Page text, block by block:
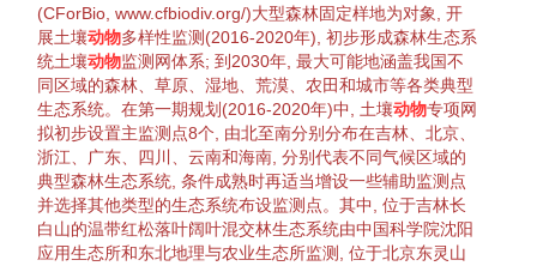
(CForBio, www.cfbiodiv.org/)大型森林固定样地为对象, 开
展土壤动物多样性监测(2016-2020年), 初步形成森林生态系
统土壤动物监测网体系; 到2030年, 最大可能地涵盖我国不
同区域的森林 草原 湿地 荒漠 、农田和城市等各类典型
生态系统。在第一期规划(2016-2020年)中, 土壤动物专项网
拟初步设置主监测点8个, 由北至南分别分布在吉林、北京、
浙江、广东、四川、云南和海南, 分别代表不同气候区域的
典型森林生态系统 , 条件成熟时再适当增设一些辅助监测点
并选择其他类型的生态系统布设监测点。其中, 位于吉林长
白山的温带红松落叶阔叶混交林生态系统由中国科学院沈阳
应用生态所和东北地理与农业生态所监测, 位于北京东灵山